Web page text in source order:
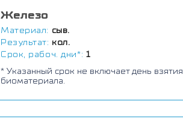
Железо
Материал: сыв.
Результат: кол.
Срок, рабоч. дни*: 1
* Указанный срок не включает день взятия
биоматериала.